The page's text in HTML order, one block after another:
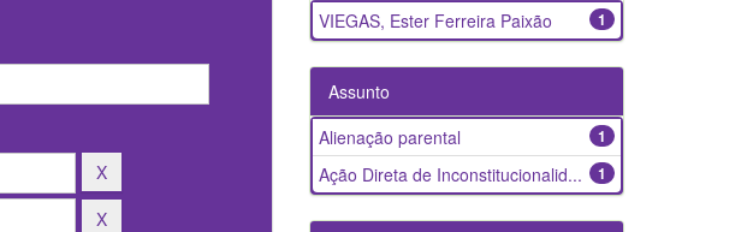
1
VIEGAS, Ester Ferreira Paixão
Assunto
1
Alienação parental
1
Ação Direta de Inconstitucionalid...